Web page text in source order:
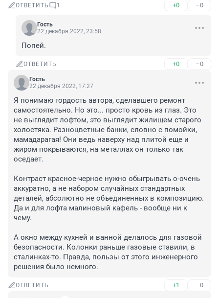
ОТВЕТИТЬ 1 +0 –0
Гость
22 декабря 2022, 23:58
Попей.
ОТВЕТИТЬ +0 –0
Гость
22 декабря 2022, 17:27
Я понимаю гордость автора, сделавшего ремонт
самостоятельно. Но это... просто кровь из глаз. Это
не выглядит лофтом, это выглядит жилищем старого
холостяка. Разноцветные банки, словно с помойки,
мамадарагая! Они ведь наверху над плитой еще и
жиром покрываются, на металлах он только так
оседает.
Контраст красное-черное нужно обыгрывать о-очень
аккуратно, а не набором случайных стандартных
деталей, абсолютно не объединенных в композицию.
Да и для лофта малиновый кафель - вообще ни к
чему.
А окно между кухней и ванной делалось для газовой
безопасности. Колонки раньше газовые ставили, в
сталинках-то. Правда, пользы от этого инженерного
решения было немного.
ОТВЕТИТЬ +1 –0